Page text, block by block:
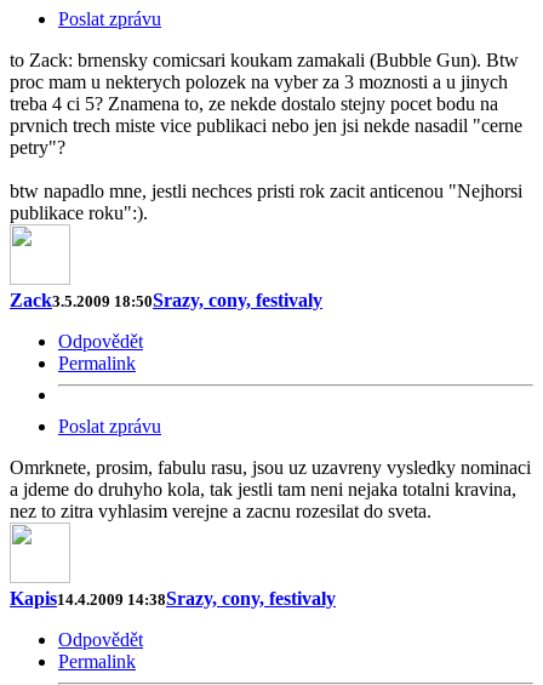
Poslat zprávu
to Zack: brnensky comicsari koukam zamakali (Bubble Gun). Btw
proc mam u nekterych polozek na vyber za 3 moznosti a u jinych
treba 4 ci 5? Znamena to, ze nekde dostalo stejny pocet bodu na
prvnich trech miste vice publikaci nebo jen jsi nekde nasadil "cerne
petry"?
btw napadlo mne, jestli nechces pristi rok zacit anticenou "Nejhorsi
publikace roku":).
Zack3.5.2009 18:50Srazy, cony, festivaly
Odpovědět
Permalink
Poslat zprávu
Omrknete, prosim, fabulu rasu, jsou uz uzavreny vysledky nominaci
a jdeme do druhyho kola, tak jestli tam neni nejaka totalni kravina,
nez to zitra vyhlasim verejne a zacnu rozesilat do sveta.
Kapis14.4.2009 14:38Srazy, cony, festivaly
Odpovědět
Permalink